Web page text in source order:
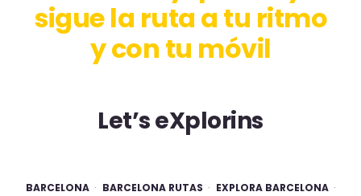
sigue la ruta a tu ritmo
y con tu móvil
Let’s eXplorins
BARCELONA BARCELONA RUTAS
EXPLORA BARCELONA